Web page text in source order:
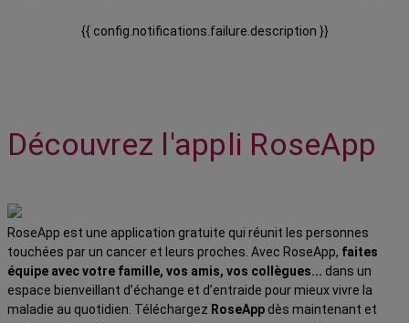
{{ config.notifications.failure.description }}
Découvrez l'appli RoseApp
RoseApp est une application gratuite qui réunit les personnes
touchées par un cancer et leurs proches. Avec RoseApp, faites
équipe avec votre famille, vos amis, vos collègues... dans un
espace bienveillant d’échange et d’entraide pour mieux vivre la
maladie au quotidien. Téléchargez RoseApp dès maintenant et